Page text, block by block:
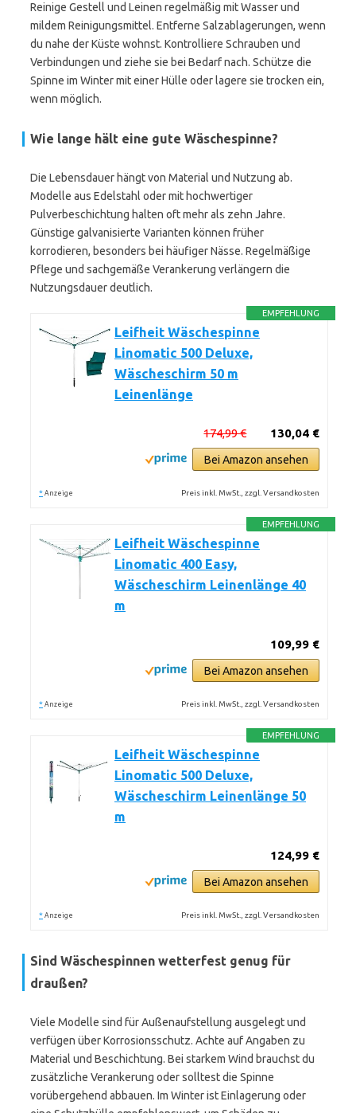
Reinige Gestell und Leinen regelmäßig mit Wasser und
mildem Reinigungsmittel. Entferne Salzablagerungen, wenn
du nahe der Küste wohnst. Kontrolliere Schrauben und
Verbindungen und ziehe sie bei Bedarf nach. Schütze die
Spinne im Winter mit einer Hülle oder lagere sie trocken ein,
wenn möglich.
Wie lange hält eine gute Wäschespinne?
Die Lebensdauer hängt von Material und Nutzung ab.
Modelle aus Edelstahl oder mit hochwertiger
Pulverbeschichtung halten oft mehr als zehn Jahre.
Günstige galvanisierte Varianten können früher
korrodieren, besonders bei häufiger Nässe. Regelmäßige
Pflege und sachgemäße Verankerung verlängern die
Nutzungsdauer deutlich.
EMPFEHLUNG
Leifheit Wäschespinne
Linomatic 500 Deluxe,
Wäscheschirm 50 m
Leinenlänge
130,04 €
174,99 €
Bei Amazon ansehen
* Anzeige Preis inkl. MwSt., zzgl. Versandkosten
EMPFEHLUNG
Leifheit Wäschespinne
Linomatic 400 Easy,
Wäscheschirm Leinenlänge 40
m
109,99 €
Bei Amazon ansehen
* Anzeige Preis inkl. MwSt., zzgl. Versandkosten
EMPFEHLUNG
Leifheit Wäschespinne
Linomatic 500 Deluxe,
Wäscheschirm Leinenlänge 50
m
124,99 €
Bei Amazon ansehen
* Anzeige Preis inkl. MwSt., zzgl. Versandkosten
Sind Wäschespinnen wetterfest genug für
draußen?
Viele Modelle sind für Außenaufstellung ausgelegt und
verfügen über Korrosionsschutz. Achte auf Angaben zu
Material und Beschichtung. Bei starkem Wind brauchst du
zusätzliche Verankerung oder solltest die Spinne
vorübergehend abbauen. Im Winter ist Einlagerung oder